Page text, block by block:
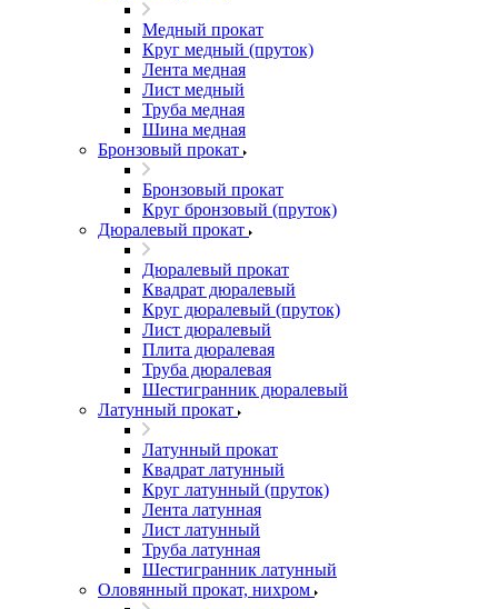
Медный прокат
Круг медный (пруток)
Лента медная
Лист медный
Труба медная
Шина медная
Бронзовый прокат
Бронзовый прокат
Круг бронзовый (пруток)
Дюралевый прокат
Дюралевый прокат
Квадрат дюралевый
Круг дюралевый (пруток)
Лист дюралевый
Плита дюралевая
Труба дюралевая
Шестигранник дюралевый
Латунный прокат
Латунный прокат
Квадрат латунный
Круг латунный (пруток)
Лента латунная
Лист латунный
Труба латунная
Шестигранник латунный
Оловянный прокат, нихром